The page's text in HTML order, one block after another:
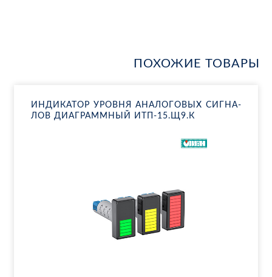
ПОХОЖИЕ ТОВАРЫ
ИН­ДИ­КА­ТОР УРОВ­НЯ АНА­ЛО­ГО­ВЫХ СИГ­НА­
ЛОВ ДИА­ГРАММ­НЫЙ ИТП-15.Щ9.К